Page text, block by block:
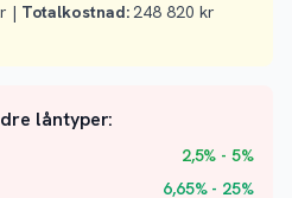
| Totalkostnad:248 820 kr
låntyper:
2,5% - 5%
6,65% - 25%